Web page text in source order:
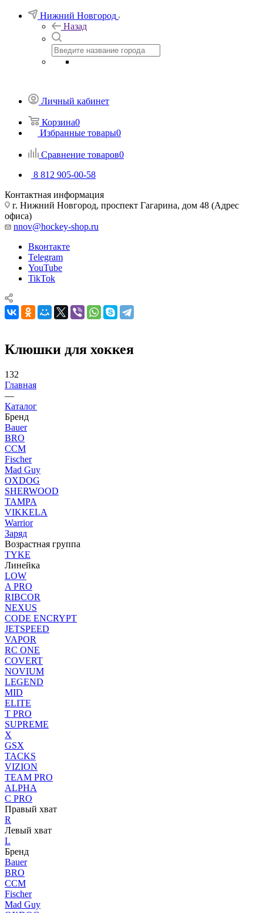
Нижний Новгород
Назад
Личный кабинет
Корзина0
Избранные товары0
Сравнение товаров0
8 812 905-00-58
Контактная информация
г. Нижний Новгород, проспект Гагарина, дом 48 (Адрес
офиса)
nnov@hockey-shop.ru
Вконтакте
Telegram
YouTube
TikTok
Клюшки для хоккея
132
Главная
—
Каталог
Бренд
Bauer
BRO
CCM
Fischer
Mad Guy
OXDOG
SHERWOOD
TAMPA
VIKKELA
Warrior
Заряд
Возрастная группа
TYKE
Линейка
LOW
A PRO
RIBCOR
NEXUS
CODE ENCRYPT
JETSPEED
VAPOR
RC ONE
COVERT
NOVIUM
LEGEND
MID
ELITE
T PRO
SUPREME
X
GSX
TACKS
VIZION
TEAM PRO
ALPHA
C PRO
Правый хват
R
Левый хват
L
Бренд
Bauer
BRO
CCM
Fischer
Mad Guy